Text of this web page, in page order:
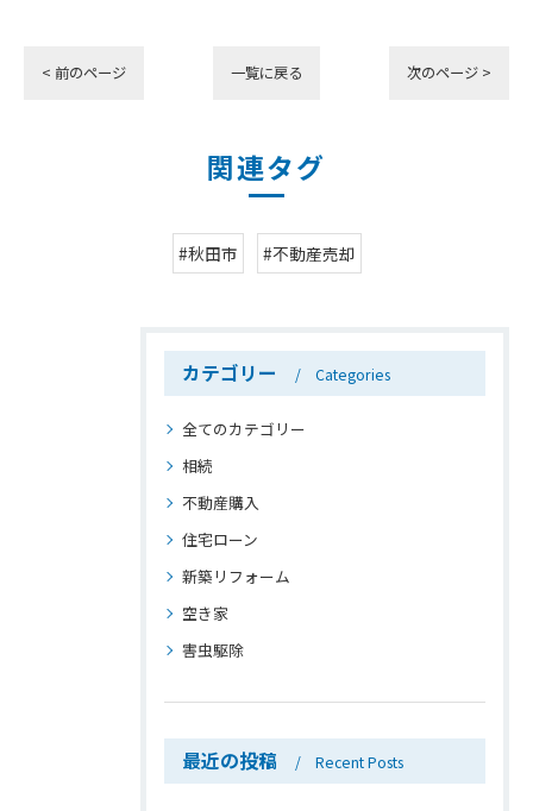
< 前のページ 一覧に戻る 次のページ >
関連タグ
#秋田市 #不動産売却
カテゴリー Categories
全てのカテゴリー
相続
不動産購入
住宅ローン
新築リフォーム
空き家
害虫駆除
最近の投稿 Recent Posts